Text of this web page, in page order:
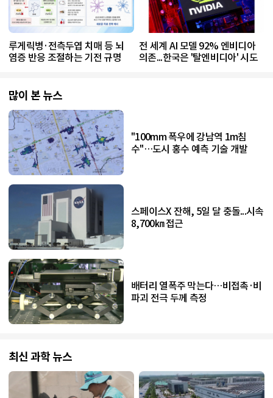
루게릭병·전측두엽 치매 등 뇌
염증 반응 조절하는 기전 규명
전 세계 AI 모델 92% 엔비디아
의존...한국은 '탈엔비디아' 시도
많이 본 뉴스
"100mm 폭우에 강남역 1m침
수"…도시 홍수 예측 기술 개발
스페이스X 잔해, 5일 달 충돌...시속
8,700㎞ 접근
배터리 열폭주 막는다…비접촉·비
파괴 전극 두께 측정
최신 과학 뉴스